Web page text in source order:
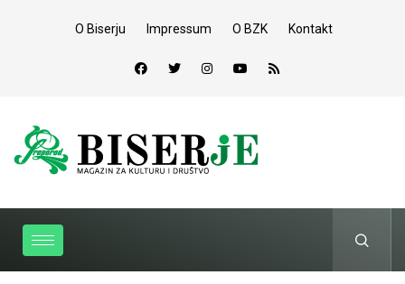
O Biserju Impressum O BZK Kontakt